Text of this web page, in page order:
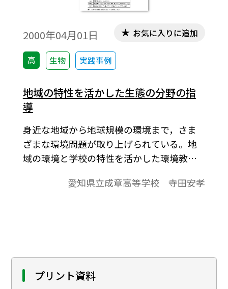
2000年04月01日
高 生物 実践事例
お気に入りに追加
地域の特性を活かした生態の分野の指
導
身近な地域から地球規模の環境まで，さま
ざまな環境問題が取り上げられている。地
域の環境と学校の特性を活かした環境教育
る生徒の意識がどのように変わったかを評
愛知県立成章高等学校 寺田安孝
プリント資料